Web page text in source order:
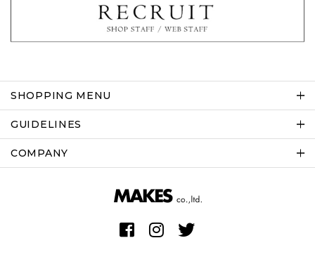
SHOPPING MENU
GUIDELINES
COMPANY